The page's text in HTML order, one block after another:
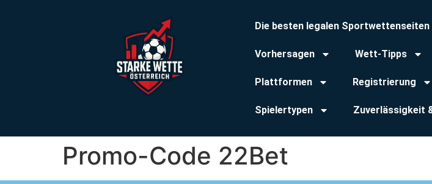
Die besten legalen
Vorhersagen Wett-Tipps
Plattformen Registrierung
Spielertypen Zuverlässigkeit
Promo-Code 22Bet